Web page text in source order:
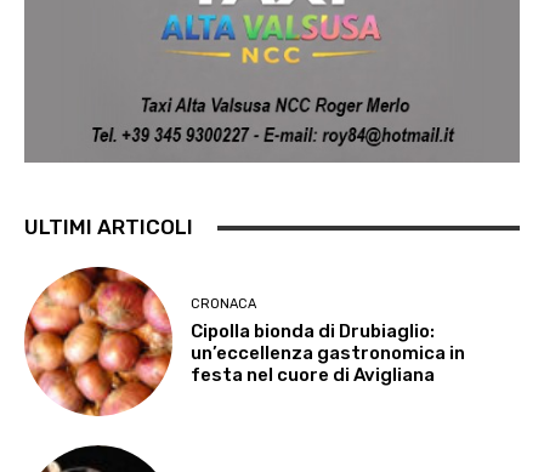
ULTIMI ARTICOLI
CRONACA
Cipolla bionda di Drubiaglio:
un’eccellenza gastronomica in
festa nel cuore di Avigliana